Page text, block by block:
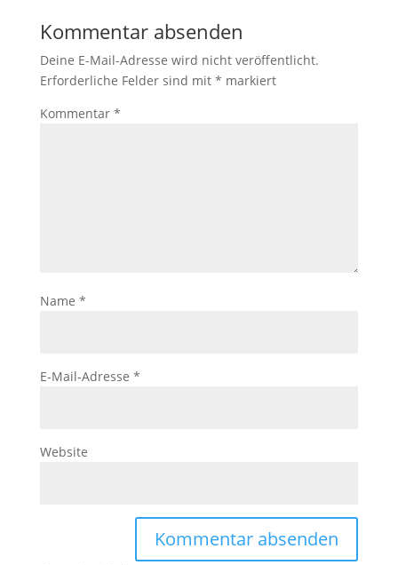
Kommentar absenden
Deine E-Mail-Adresse wird nicht veröffentlicht.
Erforderliche Felder sind mit * markiert
Kommentar *
Name *
E-Mail-Adresse *
Website